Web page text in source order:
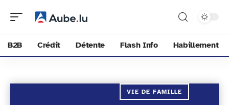
B2B Crédit Détente Flash Info Habillement
VIE DE FAMILLE